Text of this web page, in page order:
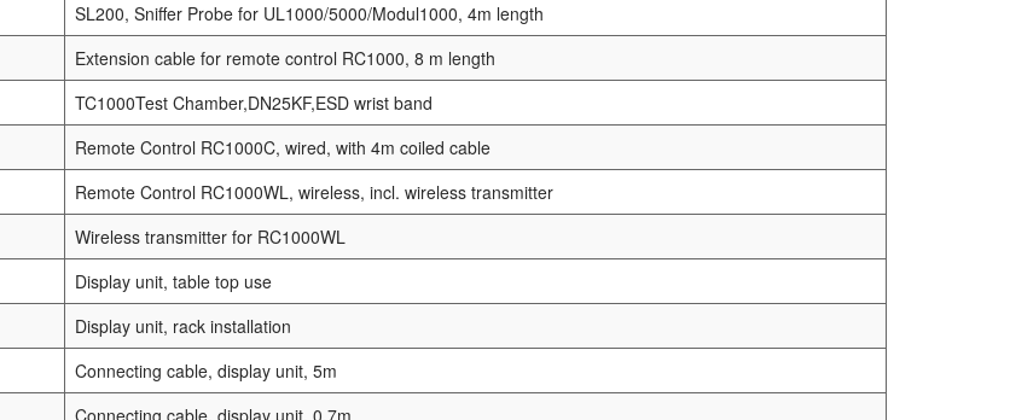
SL200, Sniffer Probe for UL1000/5000/Modul1000, 4m length
Extension cable for remote control RC1000, 8 m length
TC1000Test Chamber,DN25KF,ESD wrist band
Remote Control RC1000C, wired, with 4m coiled cable
Remote Control RC1000WL, wireless, incl. wireless transmitter
Wireless transmitter for RC1000WL
Display unit, table top use
Display unit, rack installation
Connecting cable, display unit, 5m